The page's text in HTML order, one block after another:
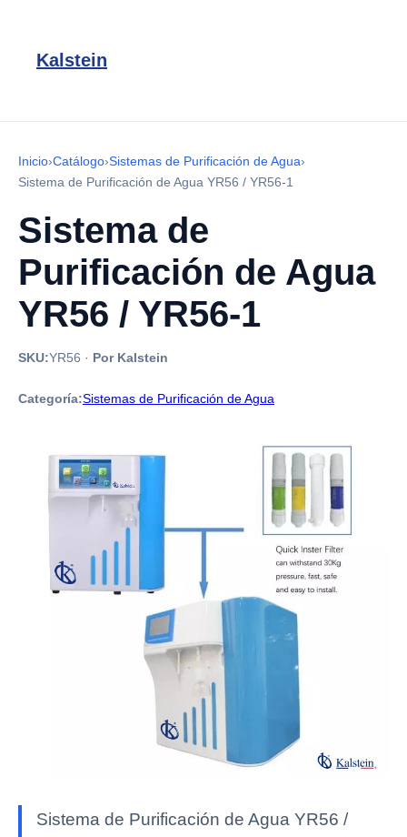
Kalstein
Inicio›Catálogo›Sistemas de Purificación de Agua›
Sistema de Purificación de Agua YR56 / YR56-1
Sistema de
Purificación de Agua
YR56 / YR56-1
SKU:YR56 · Por Kalstein
Categoría:Sistemas de Purificación de Agua
Sistema de Purificación de Agua YR56 /